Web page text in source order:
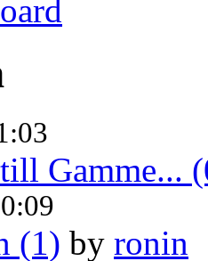
Gamme...
(1) by ronin